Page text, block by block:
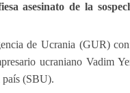
asesinato de la
de Ucrania (GUR)
ucraniano Vadim
país (SBU).